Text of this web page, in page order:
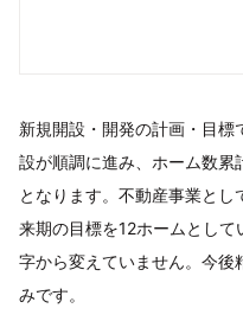
新規開設・開発の計画・目
設が順調に進み、ホーム数累
となります。不動産事業とし
来期の目標を12ホームとし
字から変えていません。今後
みです。